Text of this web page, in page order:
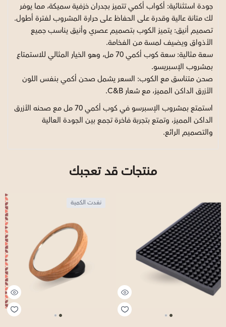
جودة استثنائية: أكواب أكمي تتميز بجدران خزفية سميكة، مما يوفر
لك متانة عالية وقدرة على الحفاظ على حرارة المشروب لفترة أطول.
تصميم أنيق: يتميز الكوب بتصميم عصري وأنيق يناسب جميع
الأذواق ويضيف لمسة من الفخامة.
سعة مثالية: سعة كوب أكمي 70 مل، وهو الخيار المثالي للاستمتاع
بمشروب الإسبريسو.
صحن متناسق مع الكوب: السعر يشمل صحن أكمي بنفس اللون
الأزرق الداكن المميز، مع شعار C&B.
استمتع بمشروب الإسبرسو في كوب أكمي 70 مل مع صحنه الأزرق
الداكن المميز، وتمتع بتجربة فاخرة تجمع بين الجودة العالية
والتصميم الرائع.
منتجات قد تعجبك
نفدت الكمية